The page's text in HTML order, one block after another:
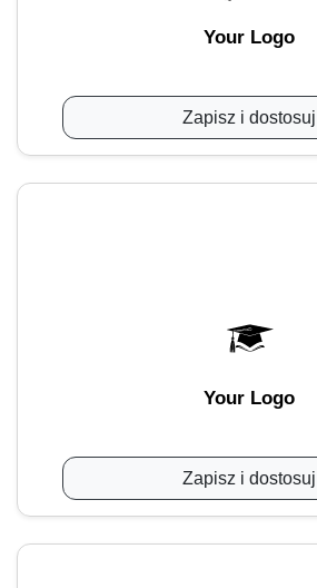
Your Logo
Zapisz i dostosuj
Your Logo
Zapisz i dostosuj